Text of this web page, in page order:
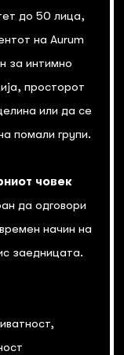
до 50 лица,
на Aurum
за интимно
просторот
или да се
помали групи.
човек
да одговори
начин на
заедницата.